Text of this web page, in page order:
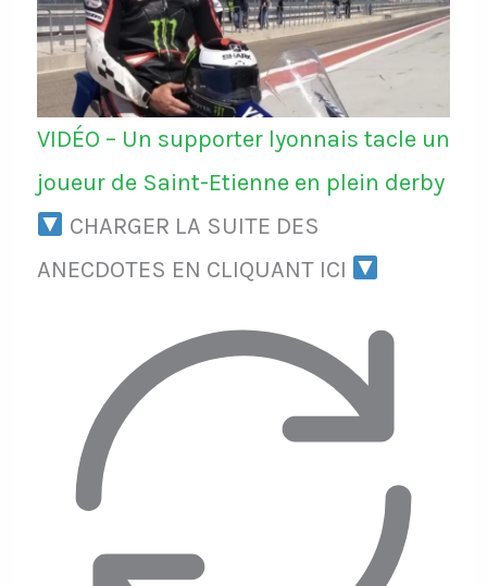
VIDÉO – Un supporter lyonnais tacle un
joueur de Saint-Etienne en plein derby
CHARGER LA SUITE DES
ANECDOTES EN CLIQUANT ICI